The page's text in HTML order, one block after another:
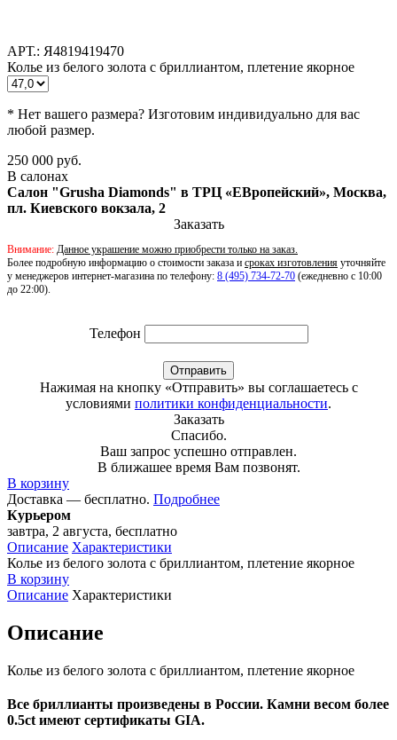
АРТ.: Я4819419470
Колье из белого золота с бриллиантом, плетение якорное
* Нет вашего размера? Изготовим индивидуально для вас
любой размер.
250 000 руб.
В салонах
Салон "Grusha Diamonds" в ТРЦ «ЕВропейский», Москва,
пл. Киевского вокзала, 2
Заказать
Внимание: Данное украшение можно приобрести только на заказ.
Более подробную информацию о стоимости заказа и сроках изготовления уточняйте
у менеджеров интернет-магазина по телефону: 8 (495) 734-72-70 (ежедневно с 10:00
до 22:00).
Телефон
Отправить
Нажимая на кнопку «Отправить» вы соглашаетесь с
условиями политики конфиденциальности.
Заказать
Спасибо.
Ваш запрос успешно отправлен.
В ближашее время Вам позвонят.
В корзину
Доставка — бесплатно. Подробнее
Курьером
завтра, 2 августа, бесплатно
Описание Характеристики
Колье из белого золота с бриллиантом, плетение якорное
В корзину
Описание Характеристики
Описание
Колье из белого золота с бриллиантом, плетение якорное
Все бриллианты произведены в России. Камни весом более
0.5ct имеют сертификаты GIA.